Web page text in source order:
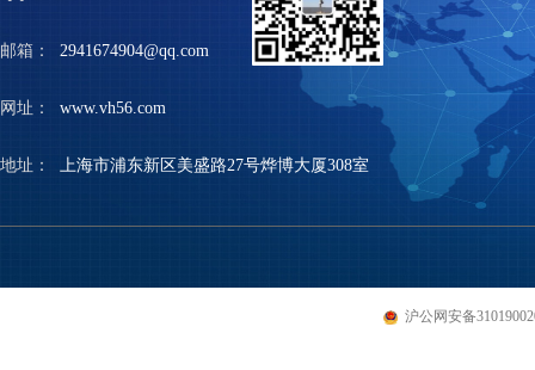
邮箱： 2941674904@qq.com
网址： www.vh56.com
地址： 上海市浦东新区美盛路27号烨博大厦308室
沪公网安备